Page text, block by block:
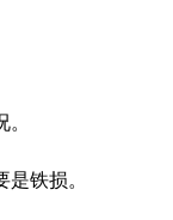
铁损。